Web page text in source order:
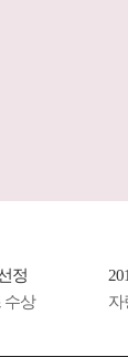
정
수상
자